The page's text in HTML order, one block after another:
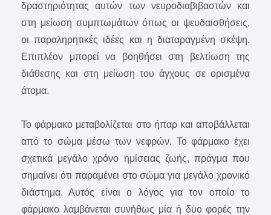
δραστηριότητας αυτών των νευροδιαβιβαστών και
στη μείωση συμπτωμάτων όπως οι ψευδαισθήσεις,
οι παραληρητικές ιδέες και η διαταραγμένη σκέψη.
Επιπλέον μπορεί να βοηθήσει στη βελτίωση της
διάθεσης και στη μείωση του άγχους σε ορισμένα
άτομα.
To φάρμακο μεταβολίζεται στο ήπαρ και αποβάλλεται
από το σώμα μέσω των νεφρών. Το φάρμακο έχει
σχετικά μεγάλο χρόνο ημίσειας ζωής, πράγμα που
σημαίνει ότι παραμένει στο σώμα για μεγάλο χρονικό
διάστημα. Αυτός είναι ο λόγος για τον οποίο το
φάρμακο λαμβάνεται συνήθως μία ή δύο φορές την